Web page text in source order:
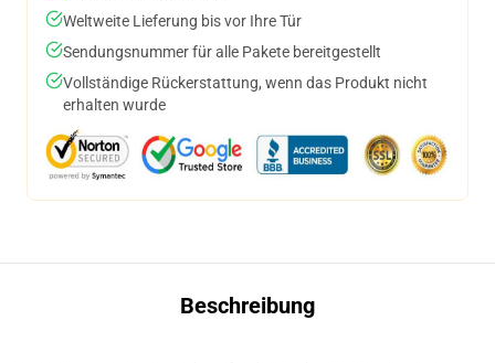
Weltweite Lieferung bis vor Ihre Tür
Sendungsnummer für alle Pakete bereitgestellt
Vollständige Rückerstattung, wenn das Produkt nicht
erhalten wurde
Beschreibung